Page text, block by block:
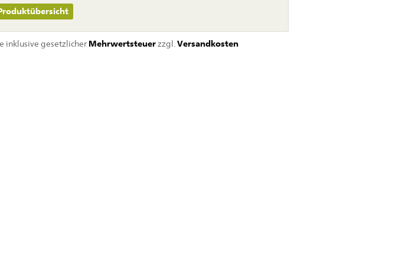
inklusive gesetzlicher Mehrwertsteuerzzgl. Versandkosten